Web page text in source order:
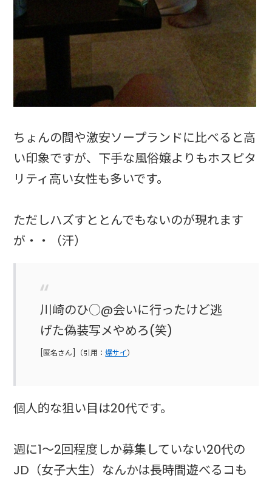
ちょんの間や激安ソープランドに比べると高
い印象ですが、下手な風俗嬢よりもホスピタ
リティ高い女性も多いです。
ただしハズすととんでもないのが現れます
が・・（汗）
川崎のひ○@会いに行ったけど逃
げた偽装写メやめろ(笑)
[匿名さん]（引用：爆サイ）
個人的な狙い目は20代です。
週に1～2回程度しか募集していない20代の
JD（女子大生）なんかは長時間遊べるコも